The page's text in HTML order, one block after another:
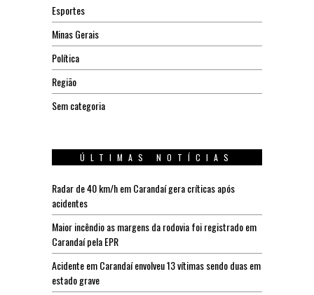
Esportes
Minas Gerais
Política
Região
Sem categoria
ÚLTIMAS NOTÍCIAS
Radar de 40 km/h em Carandaí gera críticas após
acidentes
Maior incêndio as margens da rodovia foi registrado em
Carandaí pela EPR
Acidente em Carandaí envolveu 13 vítimas sendo duas em
estado grave